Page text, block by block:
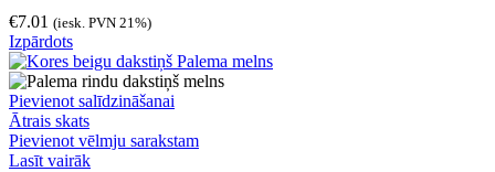
€7.01 (iesk. PVN 21%)
Izpārdots
Pievienot salīdzināšanai
Ātrais skats
Pievienot vēlmju sarakstam
Lasīt vairāk